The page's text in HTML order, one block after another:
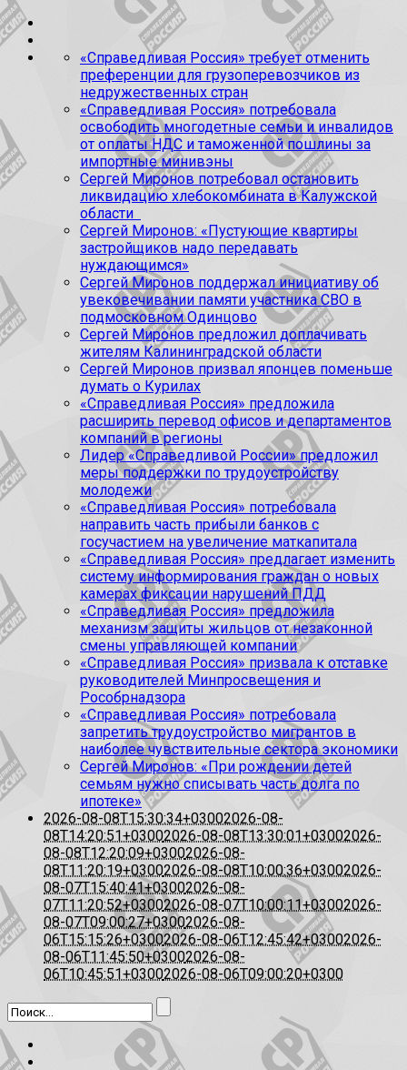
«Справедливая Россия» требует отменить
преференции для грузоперевозчиков из
недружественных стран
«Справедливая Россия» потребовала
освободить многодетные семьи и инвалидов
от оплаты НДС и таможенной пошлины за
импортные минивэны
Сергей Миронов потребовал остановить
ликвидацию хлебокомбината в Калужской
области
Сергей Миронов: «Пустующие квартиры
застройщиков надо передавать
нуждающимся»
Сергей Миронов поддержал инициативу об
увековечивании памяти участника СВО в
подмосковном Одинцово
Сергей Миронов предложил доплачивать
жителям Калининградской области
Сергей Миронов призвал японцев поменьше
думать о Курилах
«Справедливая Россия» предложила
расширить перевод офисов и департаментов
компаний в регионы
Лидер «Справедливой России» предложил
меры поддержки по трудоустройству
молодежи
«Справедливая Россия» потребовала
направить часть прибыли банков с
госучастием на увеличение маткапитала
«Справедливая Россия» предлагает изменить
систему информирования граждан о новых
камерах фиксации нарушений ПДД
«Справедливая Россия» предложила
механизм защиты жильцов от незаконной
смены управляющей компании
«Справедливая Россия» призвала к отставке
руководителей Минпросвещения и
Рособрнадзора
«Справедливая Россия» потребовала
запретить трудоустройство мигрантов в
наиболее чувствительные сектора экономики
Сергей Миронов: «При рождении детей
семьям нужно списывать часть долга по
ипотеке»
2026-08-08T15:30:34+03002026-08-
08T14:20:51+03002026-08-08T13:30:01+03002026-
08-08T12:20:09+03002026-08-
08T11:20:19+03002026-08-08T10:00:36+03002026-
08-07T15:40:41+03002026-08-
07T11:20:52+03002026-08-07T10:00:11+03002026-
08-07T09:00:27+03002026-08-
06T15:15:26+03002026-08-06T12:45:42+03002026-
08-06T11:45:50+03002026-08-
06T10:45:51+03002026-08-06T09:00:20+0300